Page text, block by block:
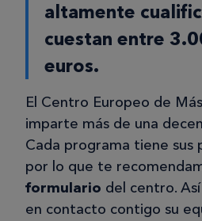
altamente
cuestan entre
euros.
El Centro Europeo de
imparte más de una
Cada programa tiene sus
por lo que te
formulario del centro.
en contacto contigo su